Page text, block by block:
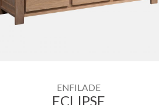
ENFILADE
ECLIPSE